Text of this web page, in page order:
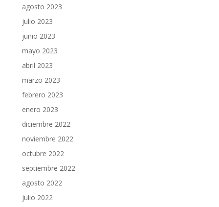
agosto 2023
julio 2023
junio 2023
mayo 2023
abril 2023
marzo 2023
febrero 2023
enero 2023
diciembre 2022
noviembre 2022
octubre 2022
septiembre 2022
agosto 2022
julio 2022